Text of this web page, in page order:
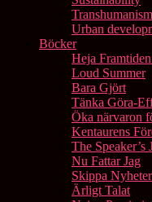
Transhumanism
Urban
Böcker
Heja
Loud Summer
Bara Gjört
Tänka Göra-
Öka närvaron
Kentaurens
The Speaker’s
Nu Fattar Jag
Skippa
Ärligt Talat